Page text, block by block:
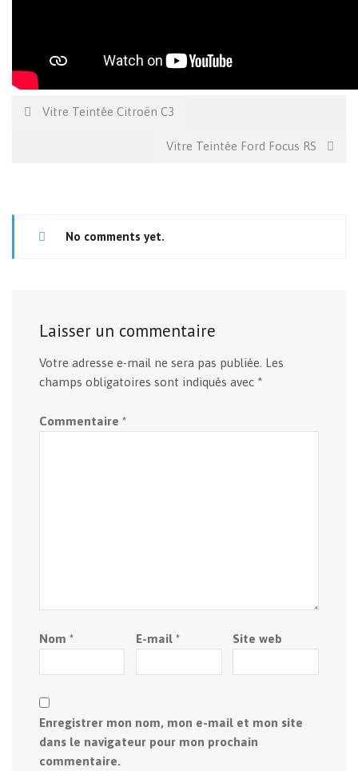
Vitre Teintée Citroën C3
Vitre Teintée Ford Focus RS
No comments yet.
Laisser un commentaire
Votre adresse e-mail ne sera pas publiée. Les
champs obligatoires sont indiqués avec *
Commentaire *
Nom * E-mail * Site web
Enregistrer mon nom, mon e-mail et mon site
dans le navigateur pour mon prochain
commentaire.